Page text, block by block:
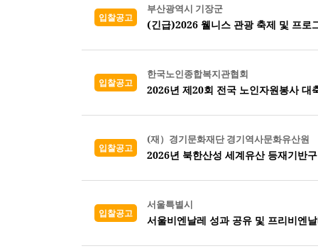
입찰공고
부산광역시 기장군
(긴급)2026 웰니스 관광 축제 및 프로
입찰공고
한국노인종합복지관협회
2026년 제20회 전국 노인자원봉사 대
입찰공고
(재）경기문화재단 경기역사문화유산원
2026년 북한산성 세계유산 등재기반
입찰공고
서울특별시
서울비엔날레 성과 공유 및 프리비엔